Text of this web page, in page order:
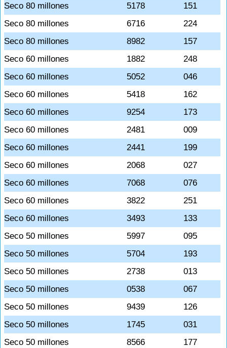
Seco 80 millones
5178
151
Seco 80 millones
6716
224
Seco 80 millones
8982
157
Seco 60 millones
1882
248
Seco 60 millones
5052
046
Seco 60 millones
5418
162
Seco 60 millones
9254
173
Seco 60 millones
2481
009
Seco 60 millones
2441
199
Seco 60 millones
2068
027
Seco 60 millones
7068
076
Seco 60 millones
3822
251
Seco 60 millones
3493
133
Seco 50 millones
5997
095
Seco 50 millones
5704
193
Seco 50 millones
2738
013
Seco 50 millones
0538
067
Seco 50 millones
9439
126
Seco 50 millones
1745
031
Seco 50 millones
8566
177